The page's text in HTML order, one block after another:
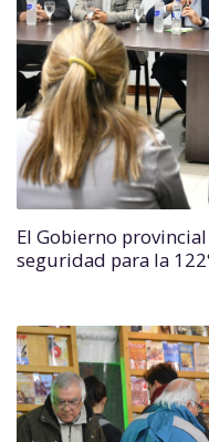
El Gobierno
seguridad para la